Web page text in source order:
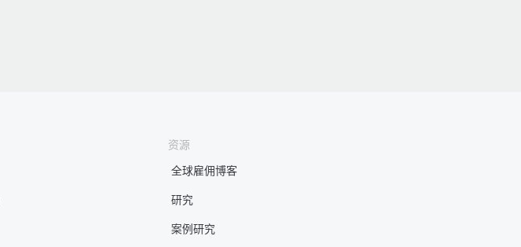
资源
全球雇佣博客
研究
案例研究